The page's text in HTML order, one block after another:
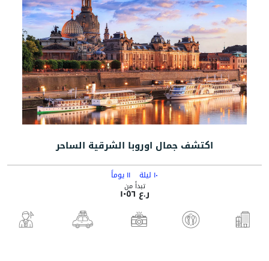
اكتشف جمال اوروبا الشرقية الساحر
١٠ ليلة ١١ يوماً
تبدأ منر.ع ١٠٥٦